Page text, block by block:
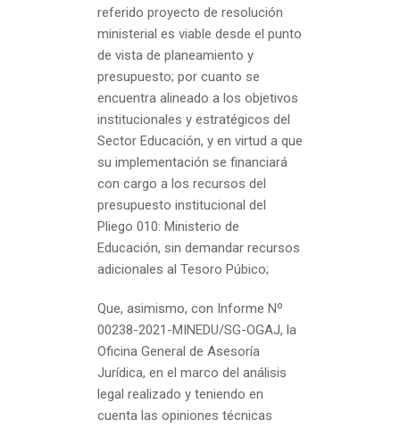
referido proyecto de resolución
ministerial es viable desde el punto
de vista de planeamiento y
presupuesto; por cuanto se
encuentra alineado a los objetivos
institucionales y estratégicos del
Sector Educación, y en virtud a que
su implementación se financiará
con cargo a los recursos del
presupuesto institucional del
Pliego 010: Ministerio de
Educación, sin demandar recursos
adicionales al Tesoro Púbico;
Que, asimismo, con Informe Nº
00238-2021-MINEDU/SG-OGAJ, la
Oficina General de Asesoría
Jurídica, en el marco del análisis
legal realizado y teniendo en
cuenta las opiniones técnicas